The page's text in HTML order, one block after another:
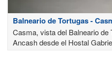
Balneario de Tortugas -
Casma, vista del Balneario de
Ancash desde el Hostal